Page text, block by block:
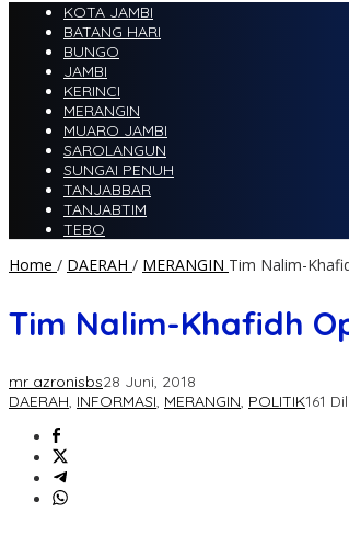
KOTA JAMBI
BATANG HARI
BUNGO
JAMBI
KERINCI
MERANGIN
MUARO JAMBI
SAROLANGUN
SUNGAI PENUH
TANJABBAR
TANJABTIM
TEBO
Home / DAERAH / MERANGIN Tim Nalim-
Tim Nalim-Khafidh
mr azronisbs28 Juni, 2018
DAERAH, INFORMASI, MERANGIN, POLITIK161